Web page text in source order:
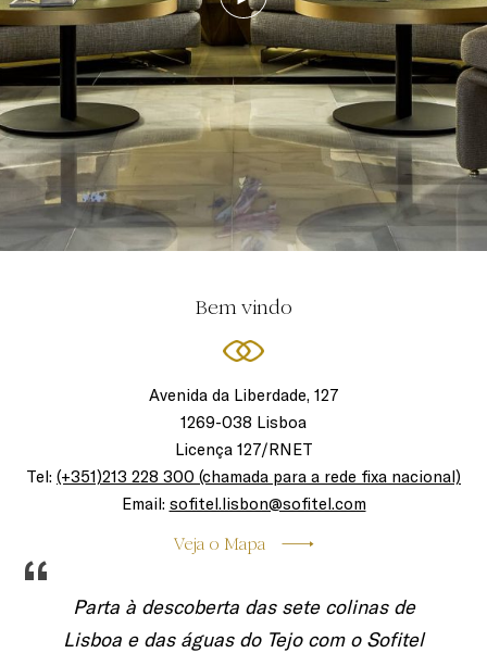
Bem vindo
Avenida da Liberdade, 127
1269-038 Lisboa
Licença 127/RNET
Tel: (+351)213 228 300 (chamada para a rede fixa nacional)
Email: sofitel.lisbon@sofitel.com
Veja o Mapa
“
Parta à descoberta das sete colinas de
Lisboa e das águas do Tejo com o Sofitel